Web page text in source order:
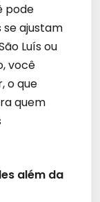
pode
se ajustam
Luís ou
você
o que
quem
além da